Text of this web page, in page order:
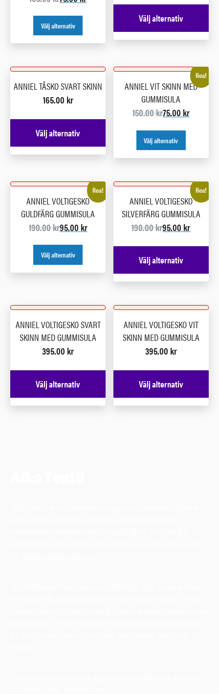
Välj alternativ
Välj alternativ
ANNIEL TÅSKO SVART SKINN
165.00 kr
Välj alternativ
Rea!
ANNIEL VIT SKINN MED
GUMMISULA
150.00kr75.00 kr
Välj alternativ
Rea!
ANNIEL VOLTIGESKO
GULDFÄRG GUMMISULA
190.00kr95.00 kr
Välj alternativ
Rea!
ANNIEL VOLTIGESKO
SILVERFÄRG GUMMISULA
190.00kr95.00 kr
Välj alternativ
ANNIEL VOLTIGESKO SVART
SKINN MED GUMMISULA
395.00 kr
Välj alternativ
ANNIEL VOLTIGESKO VIT
SKINN MED GUMMISULA
395.00 kr
Välj alternativ